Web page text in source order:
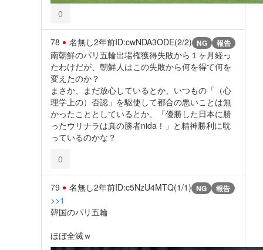
0
78 名無し2年前ID:cwNDA3ODE(2/2) NG 報告
南朝鮮のパリ五輪出場権獲得失敗から１ヶ月経っ
たわけだが、朝鮮人はこの失敗から何を得て何を
変えたのか？
まさか、まだ放心しているとか、いつもの「（心
理学上の）否認」を駆使して都合の悪いことは無
かったこととしているとか、「優勝した日本に勝
ったウリナラは真の勝者nida！」と精神勝利に耽
っているのかな？
0
79 名無し2年前ID:c5NzU4MTQ(1/1) NG 報告
>>1
韓国のパリ五輪
ほぼ全滅ｗ